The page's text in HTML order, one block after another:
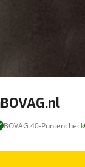
BOVAG 40-Puntencheck